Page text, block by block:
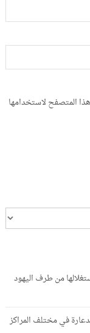
المتصفح لاستخدامها
من طرف اليهود
في مختلف المراكز